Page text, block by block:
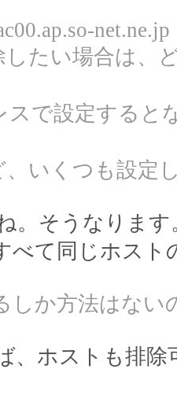
net.ne.jp
したい場合は、
スで設定すると
いくつも設定
。そうなります
べて同じホス
しか方法はない
、ホストも排